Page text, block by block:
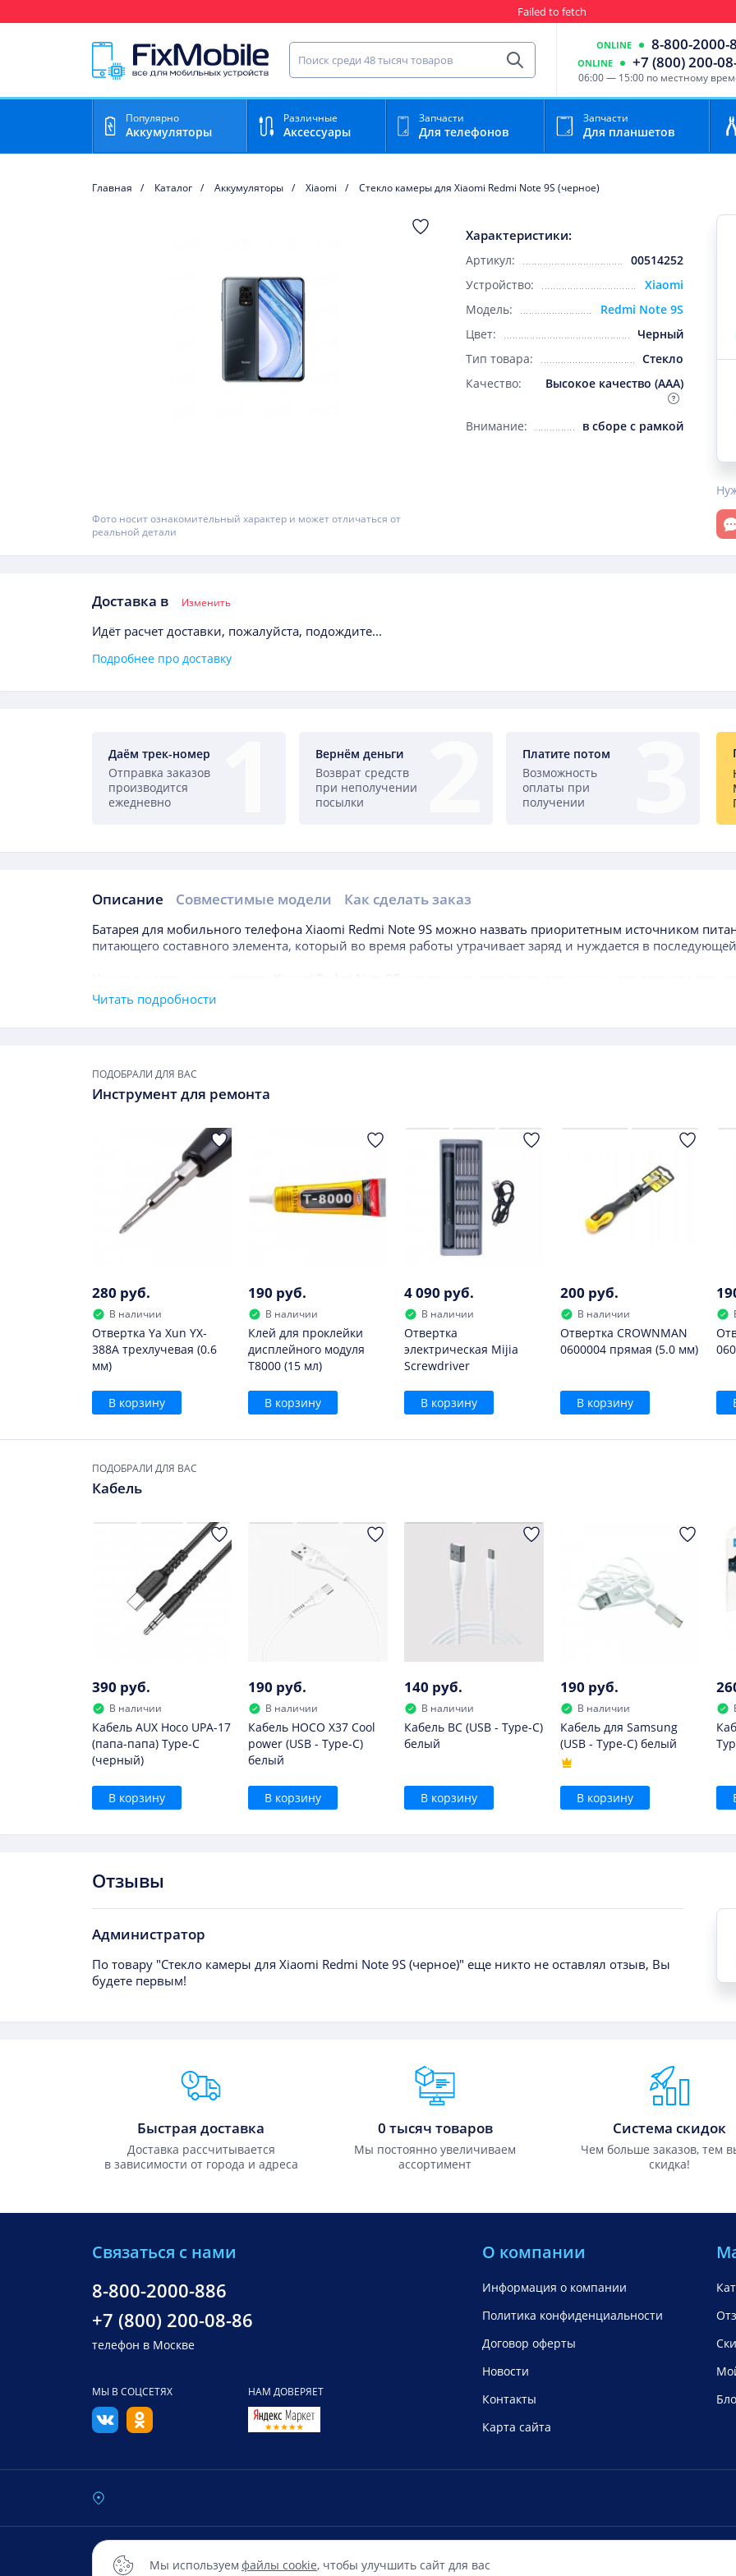
Failed to fetch
Мы используем файлы cookie, чтобы улучшить сайт для вас
Найти запчасть для мобильного устройства
Найти
8-800-2000-
ONLINE
+7 (800) 200-
ONLINE
06:00 — 15:00 по местному
Популярно
Аккумуляторы
Различные
Аксессуары
Запчасти
Для телефонов
Запчасти
Для планшетов
Главная Каталог Аккумуляторы Xiaomi Стекло камеры для Xiaomi Redmi Note 9S (черное)
Фото носит ознакомительный характер и может отличаться от
реальной детали
Характеристики:
Артикул:
00514252
Устройство:
Xiaomi
Модель:
Redmi Note 9S
Цвет:
Черный
Тип товара:
Стекло
Качество:
Высокое качество (AAA)
Внимание: в сборе с рамкой
Доставка в Изменить
Идёт расчет доставки, пожалуйста, подождите...
Подробнее про доставку
Даём трек-номер
Отправка заказов
производится
ежедневно
Вернём деньги
Возврат средств
при неполучении
посылки
Платите потом
Возможность
оплаты при
получении
Описание Совместимые модели Как сделать заказ
Описание
Батарея для мобильного телефона Xiaomi Redmi Note 9S можно назвать приоритетным источником
питающего составного элемента, который во время работы утрачивает заряд и нуждается в
Xiaomi Redmi Note 9S
актуализируется после определенного периода
возникнуть даже в течение года после покупки гаджета, когда аккумуляторная батарея, находящаяся в
правило, длительность службы батареи значительно меньше, чем самого аппарата.
подпитки. Данный товар высокого качество (AAA)
он быстро утрачивает заряд;
сильно нагревается при зарядке;
он вздулся.
В дальнейшем использовать такой элемент не следует.
Читать подробности
ПОДОБРАЛИ ДЛЯ ВАС
Инструмент для ремонта
280 руб.
В наличии
Отвертка Ya Xun YX-
388A трехлучевая (0.6
мм)
В корзину
190 руб.
В наличии
Клей для проклейки
дисплейного модуля
T8000 (15 мл)
В корзину
4 090 руб.
В наличии
Отвертка
электрическая Mijia
Screwdriver
В корзину
200 руб.
В наличии
Отвертка CROWNMAN
0600004 прямая (5.0 мм)
В корзину
ПОДОБРАЛИ ДЛЯ ВАС
Кабель
390 руб.
В наличии
Кабель AUX Hoco UPA-17
(папа-папа) Type-C
(черный)
В корзину
190 руб.
В наличии
Кабель HOCO X37 Cool
power (USB - Type-C)
белый
В корзину
140 руб.
В наличии
Кабель BC (USB - Type-C)
белый
В корзину
190 руб.
В наличии
Кабель для Samsung
(USB - Type-C) белый
В корзину
Отзывы
Администратор
По товару "Стекло камеры для Xiaomi Redmi Note 9S (черное)" еще никто не оставлял отзыв, Вы
будете первым!
Преимущества Fixmobile
Быстрая доставка
Доставка рассчитывается
в зависимости от города и адреса
0 тысяч товаров
Мы постоянно увеличиваем
ассортимент
Система скидок
Чем больше заказов, тем
скидка!
Связаться с нами
8-800-2000-886
+7 (800) 200-08-86
телефон в Москве
МЫ В СОЦСЕТЯХ НАМ ДОВЕРЯЕТ
О компании
Информация о компании
Политика конфиденциальности
Договор оферты
Новости
Контакты
Карта сайта
© 2016 — 2026 Все права зарегистрированы ООО «ФиксМобайл»